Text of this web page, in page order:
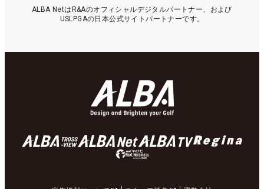
ALBA NetはR&Aのオフィシャルデジタルパートナー、および
USLPGAの日本公式サイトパートナーです。